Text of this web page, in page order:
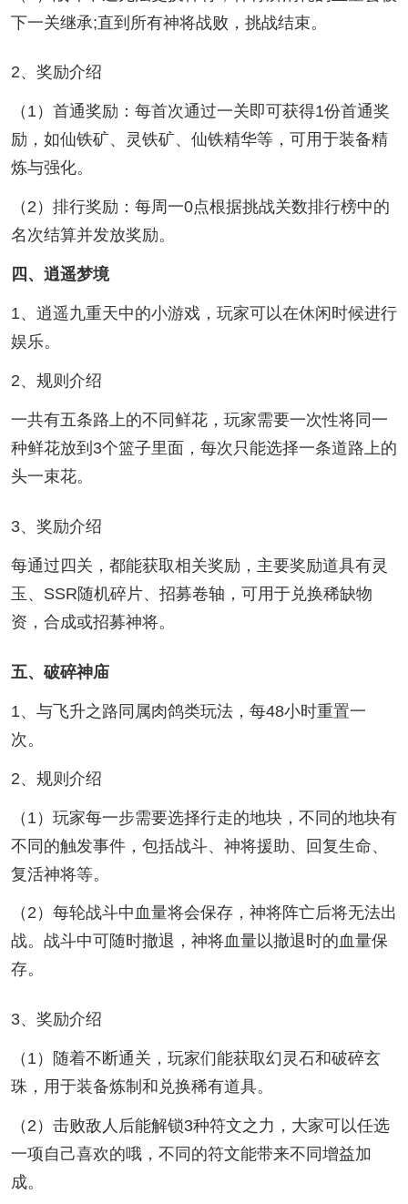
下一关继承;直到所有神将战败，挑战结束。
2、奖励介绍
（1）首通奖励：每首次通过一关即可获得1份首通奖
励，如仙铁矿、灵铁矿、仙铁精华等，可用于装备精
炼与强化。
（2）排行奖励：每周一0点根据挑战关数排行榜中的
名次结算并发放奖励。
四、逍遥梦境
1、逍遥九重天中的小游戏，玩家可以在休闲时候进行
娱乐。
2、规则介绍
一共有五条路上的不同鲜花，玩家需要一次性将同一
种鲜花放到3个篮子里面，每次只能选择一条道路上的
头一束花。
3、奖励介绍
每通过四关，都能获取相关奖励，主要奖励道具有灵
玉、SSR随机碎片、招募卷轴，可用于兑换稀缺物
资，合成或招募神将。
五、破碎神庙
1、与飞升之路同属肉鸽类玩法，每48小时重置一
次。
2、规则介绍
（1）玩家每一步需要选择行走的地块，不同的地块有
不同的触发事件，包括战斗、神将援助、回复生命、
复活神将等。
（2）每轮战斗中血量将会保存，神将阵亡后将无法出
战。战斗中可随时撤退，神将血量以撤退时的血量保
存。
3、奖励介绍
（1）随着不断通关，玩家们能获取幻灵石和破碎玄
珠，用于装备炼制和兑换稀有道具。
（2）击败敌人后能解锁3种符文之力，大家可以任选
一项自己喜欢的哦，不同的符文能带来不同增益加
成。